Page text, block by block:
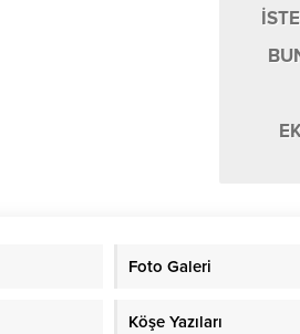
Foto Galeri
Köşe Yazıları